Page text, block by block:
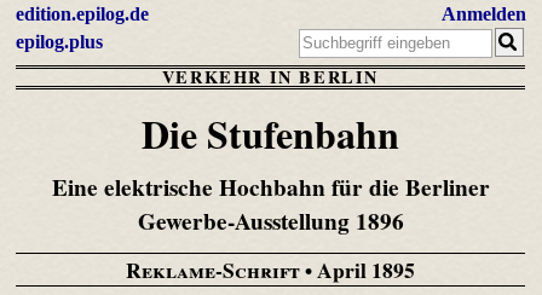
edition.epilog.de
epilog.plus
Anmelden
VERKEHR IN BERLIN
Die Stufenbahn
Eine elektrische Hochbahn für die Berliner
Gewerbe-Ausstellung 1896
Reklame-Schrift• April 1895